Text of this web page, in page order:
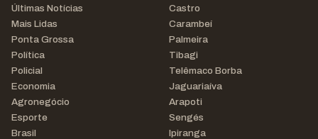
Últimas Notícias
Mais Lidas
Ponta Grossa
Política
Policial
Economia
Agronegócio
Esporte
Brasil
Castro
Carambeí
Palmeira
Tibagi
Telêmaco Borba
Jaguariaíva
Arapoti
Sengés
Ipiranga